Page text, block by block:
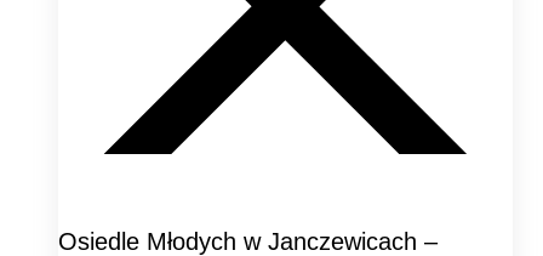
Osiedle Młodych w Janczewicach –